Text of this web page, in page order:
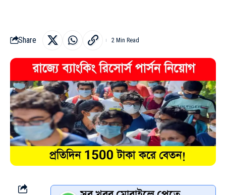
Share 2 Min Read